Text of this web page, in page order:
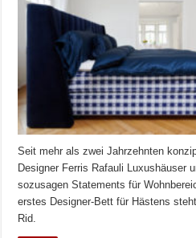
Seit mehr als zwei Jahrzehnten
Designer Ferris Rafauli Luxushäuser
sozusagen Statements für
erstes Designer-Bett für Hästens
Rid.